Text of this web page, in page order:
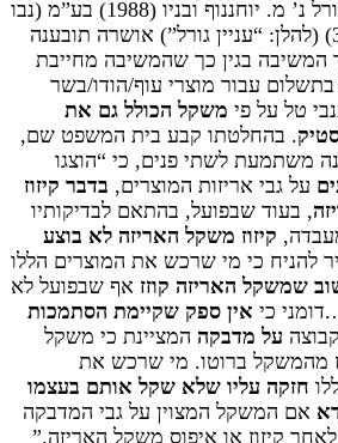
12 נחמיה גורל נ’ מ. יוחננוף ובניו (1988) בע”מ (נבו
31.05.2016) (להלן: “עניין גורל”) אושרה תובענה
המשיבה בגין כך שהמשיבה מחייבת
עבור מוצרי עוף/הודו/בשר
טל על פי משקל הכולל גם את
. בהחלטתו קבע בית המשפט שם,
משתמעת לשתי פנים, כי “הוצגו
על גבי אריזות המוצרים, בדבר קיזוז
, בעוד שבפועל, בהתאם לבדיקותיו
קיזוז משקל האריזה לא בוצע
להניח כי מי שרכש את המוצרים הללו
שמשקל האריזה קוזז אף שבפועל לא
כי אין ספק שקיימת הסתמכות
על מדבקה המציינת כי משקל
מהמשקל ברוטו. מי שרכש את
חזקה עליו שלא שקל אותם בעצמו
אם המשקל המצוין על גבי המדבקה
קיזוז או איפוס משקל האריזה.”